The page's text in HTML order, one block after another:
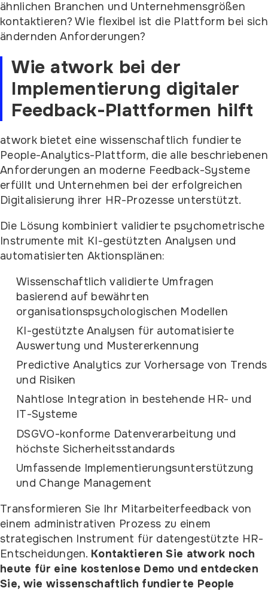
ähnlichen Branchen und Unternehmensgrößen
kontaktieren? Wie flexibel ist die Plattform bei sich
ändernden Anforderungen?
Wie atwork bei der
Implementierung digitaler
Feedback-Plattformen hilft
atwork bietet eine wissenschaftlich fundierte
People-Analytics-Plattform, die alle beschriebenen
Anforderungen an moderne Feedback-Systeme
erfüllt und Unternehmen bei der erfolgreichen
Digitalisierung ihrer HR-Prozesse unterstützt.
Die Lösung kombiniert validierte psychometrische
Instrumente mit KI-gestützten Analysen und
automatisierten Aktionsplänen:
Wissenschaftlich validierte Umfragen
basierend auf bewährten
organisationspsychologischen Modellen
KI-gestützte Analysen für automatisierte
Auswertung und Mustererkennung
Predictive Analytics zur Vorhersage von Trends
und Risiken
Nahtlose Integration in bestehende HR- und
IT-Systeme
DSGVO-konforme Datenverarbeitung und
höchste Sicherheitsstandards
Umfassende Implementierungsunterstützung
und Change Management
Transformieren Sie Ihr Mitarbeiterfeedback von
einem administrativen Prozess zu einem
strategischen Instrument für datengestützte HR-
Entscheidungen. Kontaktieren Sie atwork noch
heute für eine kostenlose Demo und entdecken
Sie, wie wissenschaftlich fundierte People